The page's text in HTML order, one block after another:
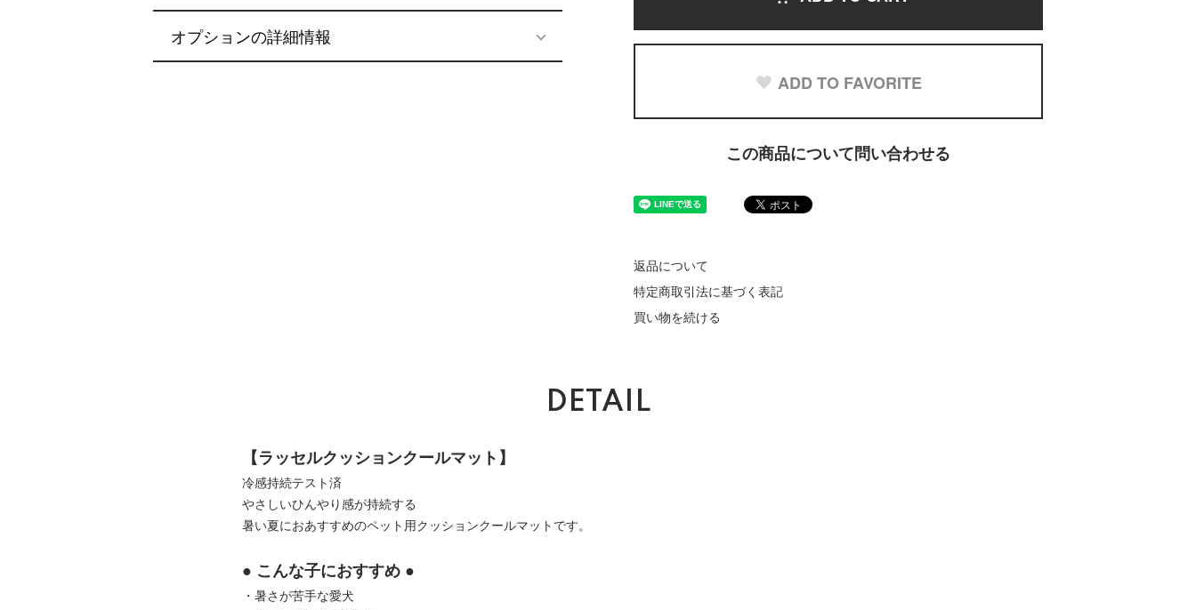
オプションの詳細情報
ADD TO FAVORITE
この商品について問い合わせる
返品について
特定商取引法に基づく表記
買い物を続ける
DETAIL
【ラッセルクッションクールマット】
冷感持続テスト済
やさしいひんやり感が持続する
暑い夏におあすすめのペット用クッションクールマットです。
● こんな子におすすめ ●
・暑さが苦手な愛犬